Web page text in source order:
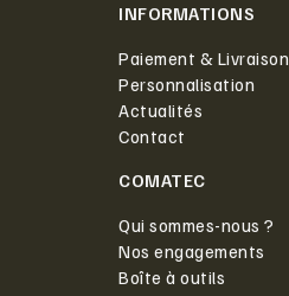
INFORMATIONS
Paiement & Livraison
Personnalisation
Actualités
Contact
COMATEC
Qui sommes-nous ?
Nos engagements
Boîte à outils